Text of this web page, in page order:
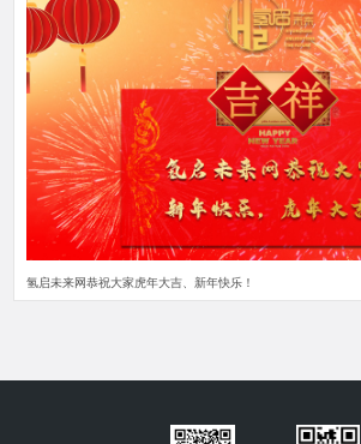
氢启未来网恭祝大家虎年大吉、新年快乐！